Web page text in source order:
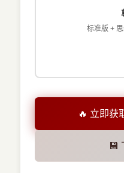
标准版 +
🔥 立即获
💾